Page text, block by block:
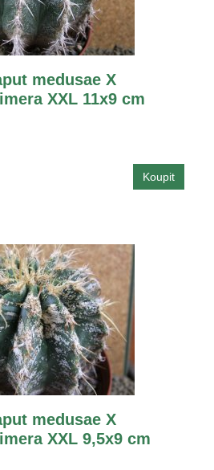
medusae X
XXL 11x9 cm
medusae X
XXL 9,5x9 cm